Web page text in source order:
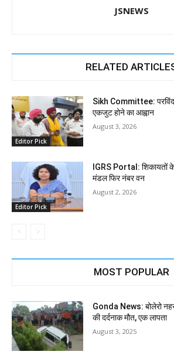
JSNEWS
RELATED
Editor Pick
Sikh Committee:
एकजुट होने का आह्वान
August 3, 2026
Editor Pick
IGRS Portal: शिकायतों के
मंडल फिर नंबर वन
August 2, 2026
MOST POPULAR
Gonda News: बोलेरो
की दर्दनाक मौत, एक लापता
August 3, 2025